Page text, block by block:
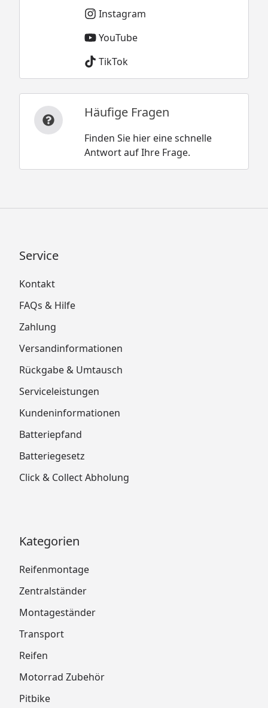
Instagram
YouTube
TikTok
Häufige Fragen
Finden Sie hier eine schnelle
Antwort auf Ihre Frage.
Service
Kontakt
FAQs & Hilfe
Zahlung
Versandinformationen
Rückgabe & Umtausch
Serviceleistungen
Kundeninformationen
Batteriepfand
Batteriegesetz
Click & Collect Abholung
Kategorien
Reifenmontage
Zentralständer
Montageständer
Transport
Reifen
Motorrad Zubehör
Pitbike